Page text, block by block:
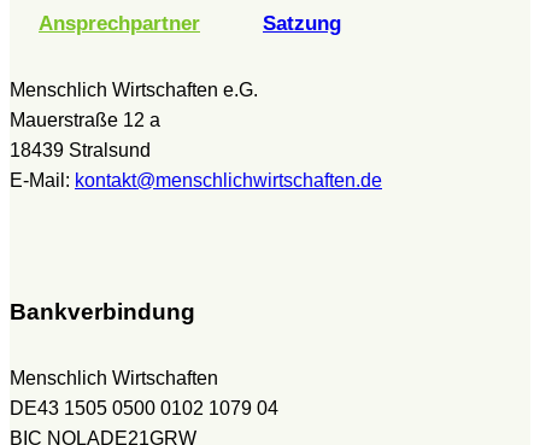
Ansprechpartner Satzung
Menschlich Wirtschaften e.G.
Mauerstraße 12 a
18439 Stralsund
E-Mail: kontakt@menschlichwirtschaften.de
Bankverbindung
Menschlich Wirtschaften
DE43 1505 0500 0102 1079 04
BIC NOLADE21GRW